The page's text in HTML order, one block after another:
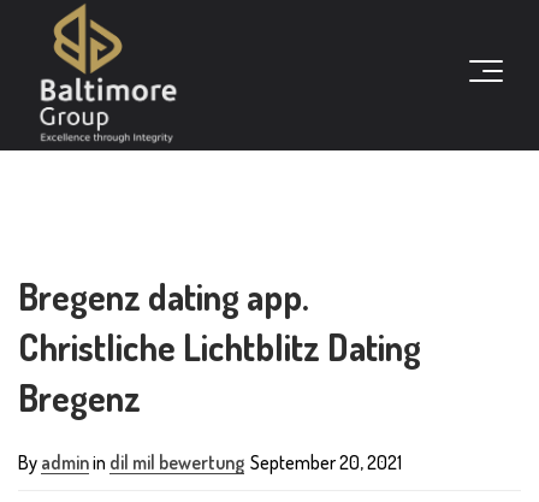
Bregenz dating app.
Christliche Lichtblitz Dating
Bregenz
By adminin dil mil bewertung September 20, 2021